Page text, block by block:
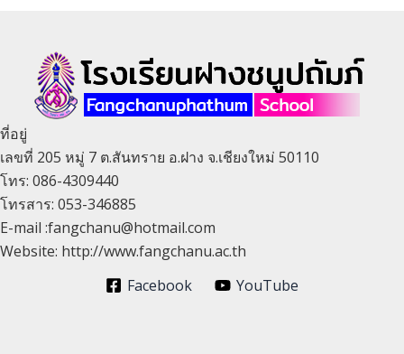
ที่อยู่
เลขที่ 205 หมู่ 7 ต.สันทราย อ.ฝาง จ.เชียงใหม่ 50110
โทร: 086-4309440
โทรสาร: 053-346885
E-mail :fangchanu@hotmail.com
Website: http://www.fangchanu.ac.th
Facebook
YouTube